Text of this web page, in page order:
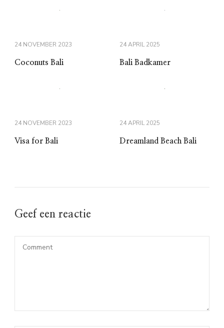
24 NOVEMBER 2023
Coconuts Bali
24 APRIL 2025
Bali Badkamer
24 NOVEMBER 2023
Visa for Bali
24 APRIL 2025
Dreamland Beach Bali
Geef een reactie